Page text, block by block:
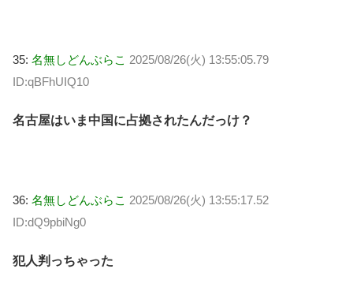
35: 名無しどんぶらこ 2025/08/26(火) 13:55:05.79
ID:qBFhUIQ10
名古屋はいま中国に占拠されたんだっけ？
36: 名無しどんぶらこ 2025/08/26(火) 13:55:17.52
ID:dQ9pbiNg0
犯人判っちゃった